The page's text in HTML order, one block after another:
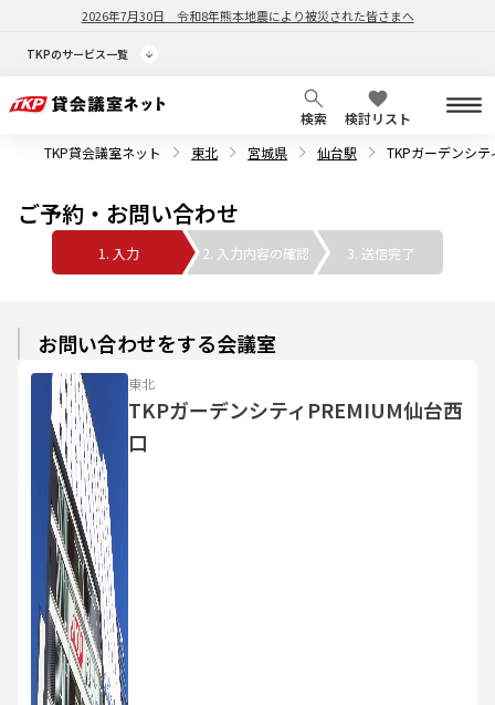
2026年7月30日 令和8年熊本地震により被災された皆さまへ
TKPのサービス一覧
検索
検討リスト
TKP貸会議室ネット
東北 宮城県 仙台駅 TKPガーデンシテ
ご予約・お問い合わせ
1. 入力 2. 入力内容の確認 3. 送信完了
お問い合わせをする会議室
東北
TKPガーデンシティPREMIUM仙台西
口